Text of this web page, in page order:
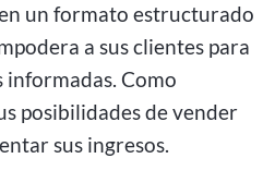
un formato estructurado
a sus clientes para
informadas. Como
posibilidades de vender
sus ingresos.